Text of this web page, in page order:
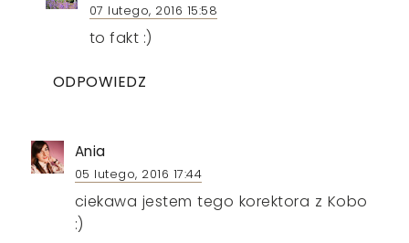
07 lutego, 2016 15:58
to fakt :)
ODPOWIEDZ
Ania
05 lutego, 2016 17:44
ciekawa jestem tego korektora z Kobo
:)